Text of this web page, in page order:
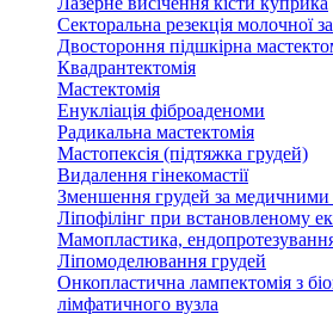
Секторальна резекція молочної
Двостороння підшкірна
Квадрантектомія
Мастектомія
Енукліація фіброаденоми
Радикальна мастектомія
Мастопексія (підтяжка грудей)
Видалення гінекомастії
Зменшення грудей за медичними
Ліпофілінг при встановленому
Мамопластика,
Ліпомоделювання грудей
Онкопластична лампектомія з
лімфатичного вузла